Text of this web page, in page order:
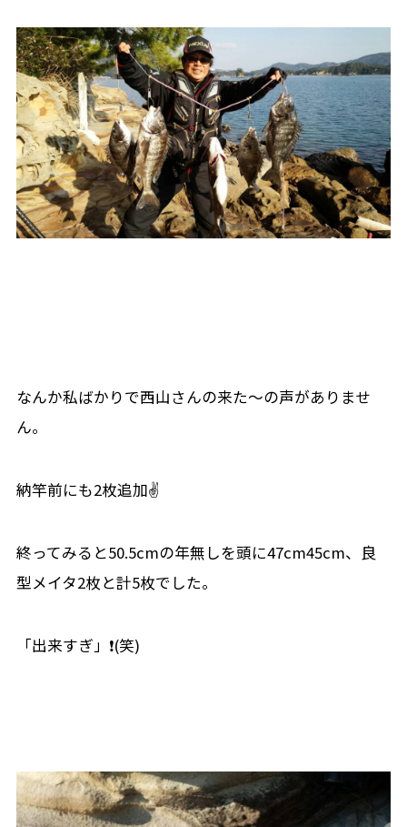
なんか私ばかりで西山さんの来た～の声がありませ
ん。
納竿前にも2枚追加✌
終ってみると50.5cmの年無しを頭に47cm45cm、良
型メイタ2枚と計5枚でした。
「出来すぎ」❗(笑)